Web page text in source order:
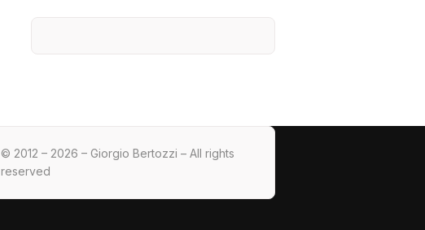
© 2012 – 2026 – Giorgio Bertozzi – All rights
reserved